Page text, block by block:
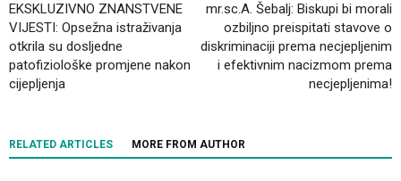
EKSKLUZIVNO ZNANSTVENE
VIJESTI: Opsežna istraživanja
otkrila su dosljedne
patofiziološke promjene nakon
cijepljenja
mr.sc.A. Šebalj: Biskupi bi morali
ozbiljno preispitati stavove o
diskriminaciji prema necjepljenim
i efektivnim nacizmom prema
necjepljenima!
RELATED ARTICLES MORE FROM AUTHOR